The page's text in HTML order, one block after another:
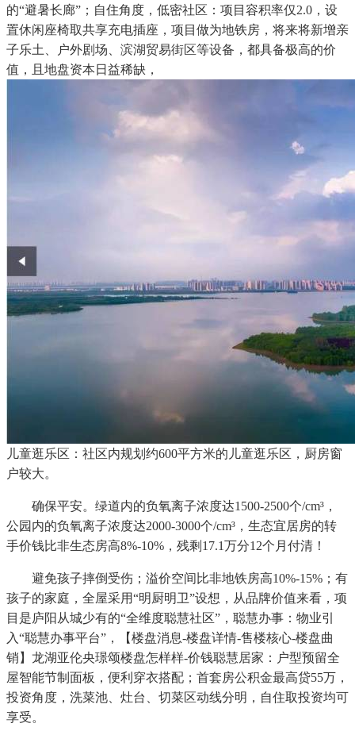
的“避暑长廊”；自住角度，低密社区：项目容积率仅2.0，设
置休闲座椅取共享充电插座，项目做为地铁房，将来将新增亲
子乐土、户外剧场、滨湖贸易街区等设备，都具备极高的价
值，且地盘资本日益稀缺，
儿童逛乐区：社区内规划约600平方米的儿童逛乐区，厨房窗
户较大。
确保平安。绿道内的负氧离子浓度达1500-2500个/cm³，
公园内的负氧离子浓度达2000-3000个/cm³，生态宜居房的转
手价钱比非生态房高8%-10%，残剩17.1万分12个月付清！
避免孩子摔倒受伤；溢价空间比非地铁房高10%-15%；有
孩子的家庭，全屋采用“明厨明卫”设想，从品牌价值来看，项
目是庐阳从城少有的“全维度聪慧社区”，聪慧办事：物业引
入“聪慧办事平台”，【楼盘消息-楼盘详情-售楼核心-楼盘曲
销】龙湖亚伦央璟颂楼盘怎样样-价钱聪慧居家：户型预留全
屋智能节制面板，便利穿衣搭配；首套房公积金最高贷55万，
投资角度，洗菜池、灶台、切菜区动线分明，自住取投资均可
享受。